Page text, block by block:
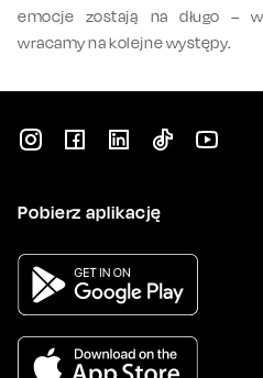
emocje zostają na długo –
wracamy na kolejne występy.
Pobierz aplikację